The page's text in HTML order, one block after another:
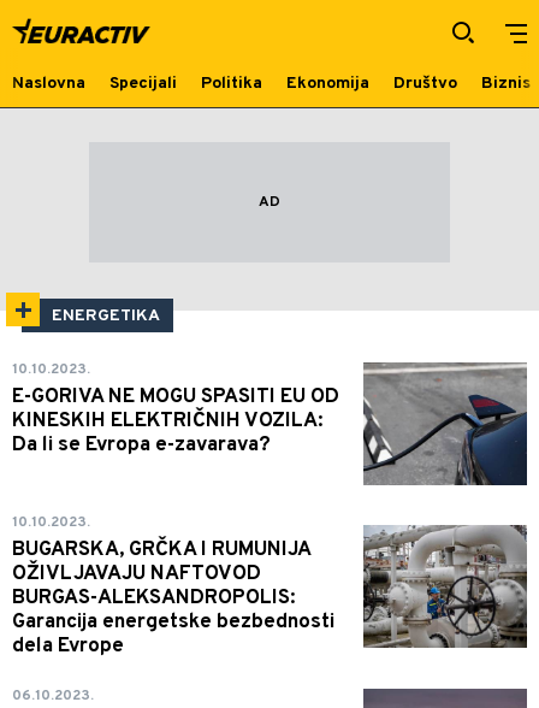
Energetika
Naslovna Specijali Politika Ekonomija Društvo Biznis
ENERGETIKA
10.10.2023.
E-GORIVA NE MOGU SPASITI EU OD
KINESKIH ELEKTRIČNIH VOZILA:
Da li se Evropa e-zavarava?
10.10.2023.
BUGARSKA, GRČKA I RUMUNIJA
OŽIVLJAVAJU NAFTOVOD
BURGAS-ALEKSANDROPOLIS:
Garancija energetske bezbednosti
dela Evrope
06.10.2023.